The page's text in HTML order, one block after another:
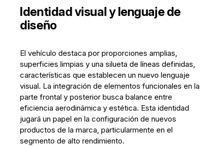
Identidad visual y lenguaje de
diseño
El vehículo destaca por proporciones amplias,
superficies limpias y una silueta de líneas definidas,
características que establecen un nuevo lenguaje
visual. La integración de elementos funcionales en la
parte frontal y posterior busca balance entre
eficiencia aerodinámica y estética. Esta identidad
jugará un papel en la configuración de nuevos
productos de la marca, particularmente en el
segmento de alto rendimiento.